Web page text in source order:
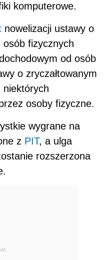
komputerowe.
nowelizacji ustawy o
fizycznych
od osób
o zryczałtowanym
niektórych
osoby fizyczne.
wygrane na
z PIT, a ulga
rozszerzona